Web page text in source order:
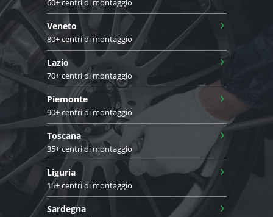
60+ centri di montaggio
Veneto
80+ centri di montaggio
›
Lazio
70+ centri di montaggio
›
Piemonte
90+ centri di montaggio
›
Toscana
35+ centri di montaggio
›
Liguria
15+ centri di montaggio
›
Sardegna ›